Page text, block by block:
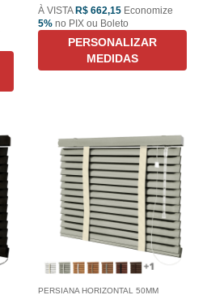
À VISTAR$ 662,15 Economize
5% no PIX ou Boleto
PERSONALIZAR
MEDIDAS
PERSIANA HORIZONTAL 50MM